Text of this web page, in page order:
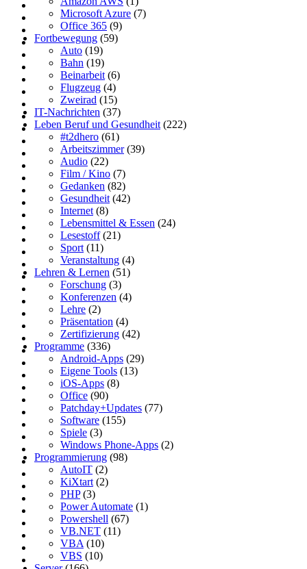
Microsoft Azure (7)
Office 365 (9)
Fortbewegung (59)
Auto (19)
Bahn (19)
Beinarbeit (6)
Flugzeug (4)
Zweirad (15)
IT-Nachrichten (37)
Leben Beruf und Gesundheit (222)
#t2dhero (61)
Arbeitszimmer(39)
Audio (22)
Film / Kino (7)
Gedanken (82)
Gesundheit (42)
Internet (8)
Lebensmittel & Essen (24)
Lesestoff(21)
Sport (11)
Veranstaltung (4)
Lehren & Lernen (51)
Forschung (3)
Konferenzen (4)
Lehre (2)
Präsentation (4)
Zertifizierung (42)
Programme (336)
Android-Apps (29)
Eigene Tools (13)
iOS-Apps (8)
Office (90)
Patchday+Updates (77)
Software (155)
Spiele (3)
Windows Phone-Apps (2)
Programmierung (98)
AutoIT (2)
KiXtart (2)
PHP(3)
Power Automate (1)
Powershell (67)
VB.NET (11)
VBA (10)
VBS (10)